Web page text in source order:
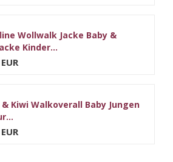
Wollwalk Jacke Baby &
Kinder...
& Kiwi Walkoverall Baby Jungen